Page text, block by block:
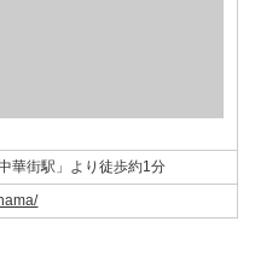
華街駅」より徒歩約1分